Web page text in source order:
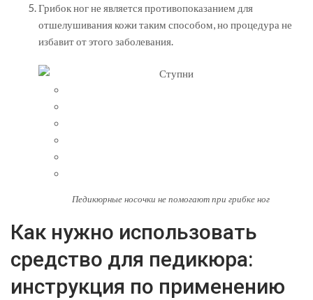
Грибок ног не является противопоказанием для
отшелушивания кожи таким способом, но процедура не
избавит от этого заболевания.
Педикюрные носочки не помогают при грибке ног
Как нужно использовать
средство для педикюра:
инструкция по применению